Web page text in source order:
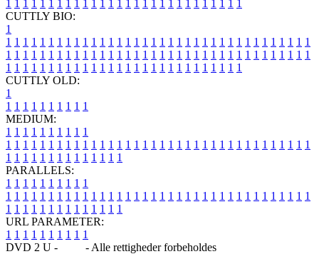
1 1 1 1 1 1 1 1 1 1 1 1 1 1 1 1 1 1 1 1 1 1 1 1 1 1 1 1
CUTTLY BIO:
1
1 1 1 1 1 1 1 1 1 1 1 1 1 1 1 1 1 1 1 1 1 1 1 1 1 1 1 1 1 1 1 1 1 1 1 1
1 1 1 1 1 1 1 1 1 1 1 1 1 1 1 1 1 1 1 1 1 1 1 1 1 1 1 1 1 1 1 1 1 1 1 1
1 1 1 1 1 1 1 1 1 1 1 1 1 1 1 1 1 1 1 1 1 1 1 1 1 1 1 1
CUTTLY OLD:
1
1 1 1 1 1 1 1 1 1 1
MEDIUM:
1 1 1 1 1 1 1 1 1 1
1 1 1 1 1 1 1 1 1 1 1 1 1 1 1 1 1 1 1 1 1 1 1 1 1 1 1 1 1 1 1 1 1 1 1 1
1 1 1 1 1 1 1 1 1 1 1 1 1 1
PARALLELS:
1 1 1 1 1 1 1 1 1 1
1 1 1 1 1 1 1 1 1 1 1 1 1 1 1 1 1 1 1 1 1 1 1 1 1 1 1 1 1 1 1 1 1 1 1 1
1 1 1 1 1 1 1 1 1 1 1 1 1 1
URL PARAMETER:
1 1 1 1 1 1 1 1 1 1
DVD 2 U -
- Alle rettigheder forbeholdes